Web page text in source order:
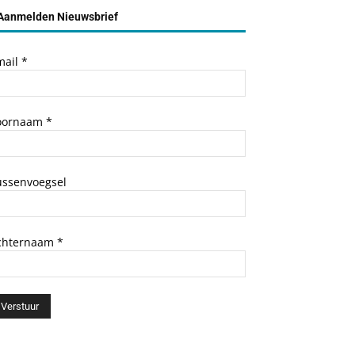
Nieuwsbrief
*
*
*